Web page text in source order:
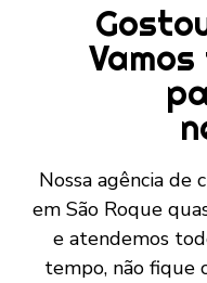
Nossa agência de
em São Roque
e atendemos
tempo, não fique